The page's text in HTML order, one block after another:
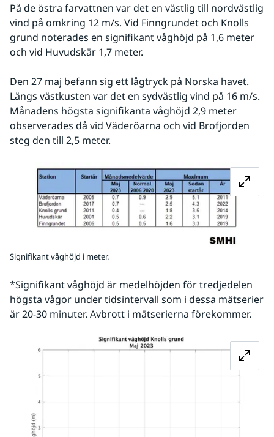
På de östra farvattnen var det en västlig till nordvästlig
vind på omkring 12 m/s. Vid Finngrundet och Knolls
grund noterades en signifikant våghöjd på 1,6 meter
och vid Huvudskär 1,7 meter.
Den 27 maj befann sig ett lågtryck på Norska havet.
Längs västkusten var det en sydvästlig vind på 16 m/s.
Månadens högsta signifikanta våghöjd 2,9 meter
observerades då vid Väderöarna och vid Brofjorden
steg den till 2,5 meter.
Signifikant våghöjd i meter.
*Signifikant våghöjd är medelhöjden för tredjedelen
högsta vågor under tidsintervall som i dessa mätserier
är 20-30 minuter. Avbrott i mätserierna förekommer.